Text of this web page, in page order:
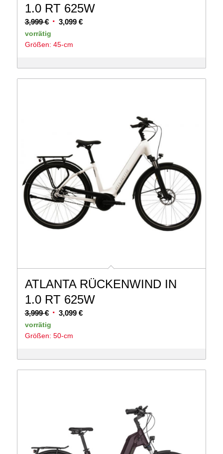
1.0 RT 625W
3,999€ Ursprünglicher
Preis
war:
3,099 €Aktueller
vorrätig
Größen: 45-cm
ATLANTA RÜCKENWIND IN
1.0 RT 625W
3,999€ Ursprünglicher
Preis
war:
3,099 €Aktueller
vorrätig
Größen: 50-cm